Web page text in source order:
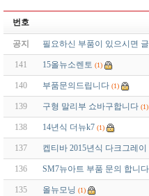
번호
공지 필요하신 부품이 있으시면
141 15올뉴소렌토 (1)
140 부품문의드립니다 (1)
139 구형 말리부 쇼바구합니다 (1)
138 14년식 더뉴k7 (1)
137 켑티바 2015년식 다크그레
136 SM7뉴아트 부품 문의 합니
135 올뉴모닝 (1)